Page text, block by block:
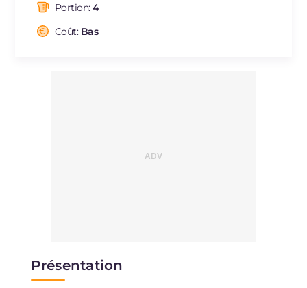
Portion:4
Coût: Bas
Présentation